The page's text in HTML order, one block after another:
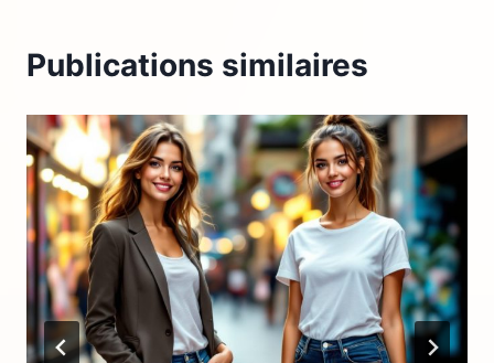
Publications similaires